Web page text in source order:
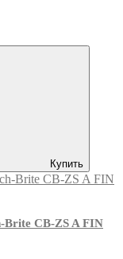
Купить
Brite CB-ZS A FIN